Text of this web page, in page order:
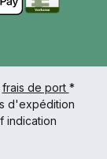
frais de port *
d'expédition
indication